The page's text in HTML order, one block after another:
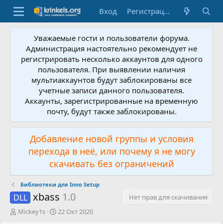
Вход Регистрация
Уважаемые гости и пользователи форума.
Администрация настоятельно рекомендует не
регистрировать несколько аккаунтов для одного
пользователя. При выявлении наличия
мультиаккаунтов будут заблокированы все
учетные записи данного пользователя.
Аккаунты, зарегистрированные на временную
почту, будут также заблокированы.
Добавление новой группы и условия
перехода в неё, или почему я не могу
скачивать без ограничений
Библиотеки для Inno Setup
DLL xbass 1.0
Нет прав для скачивания
А
Mickey1s
Д
22 Окт 2020